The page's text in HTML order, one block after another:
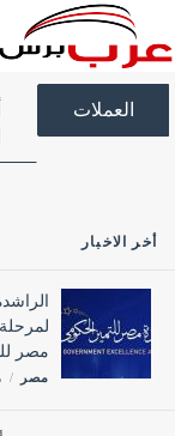
العملات
أخر الاخبار
مصر
مصر
سبب